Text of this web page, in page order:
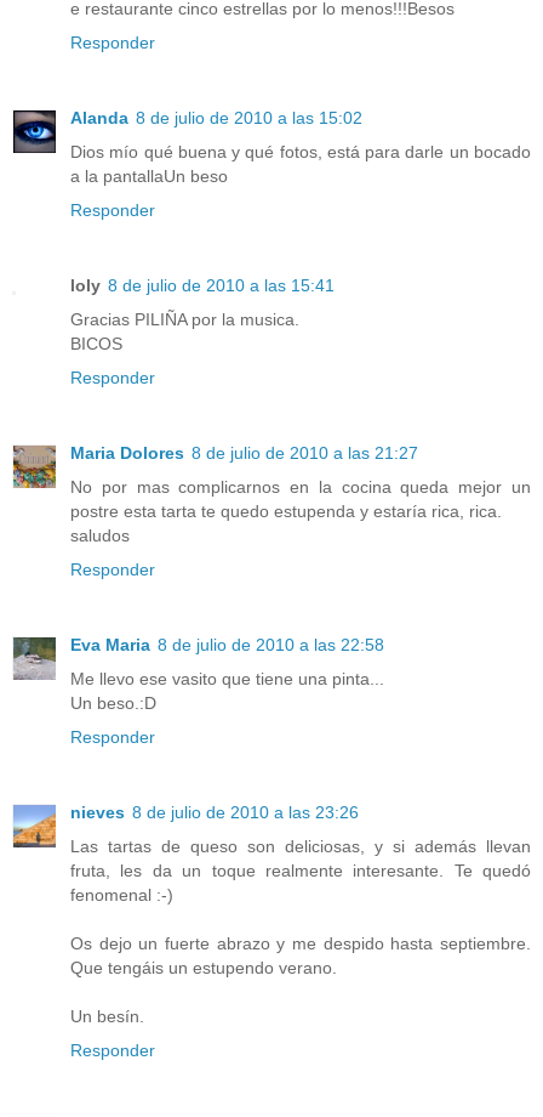
e restaurante cinco estrellas por lo menos!!!Besos
Responder
Alanda 8 de julio de 2010 a las 15:02
Dios mío qué buena y qué fotos, está para darle un bocado
a la pantallaUn beso
Responder
loly 8 de julio de 2010 a las 15:41
Gracias PILIÑA por la musica.
BICOS
Responder
Maria Dolores 8 de julio de 2010 a las 21:27
No por mas complicarnos en la cocina queda mejor un
postre esta tarta te quedo estupenda y estaría rica, rica.
saludos
Responder
Eva Maria 8 de julio de 2010 a las 22:58
Me llevo ese vasito que tiene una pinta...
Un beso.:D
Responder
nieves 8 de julio de 2010 a las 23:26
Las tartas de queso son deliciosas, y si además llevan
fruta, les da un toque realmente interesante. Te quedó
fenomenal :-)
Os dejo un fuerte abrazo y me despido hasta septiembre.
Que tengáis un estupendo verano.
Un besín.
Responder